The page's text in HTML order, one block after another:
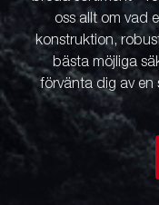
oss allt om vad
konstruktion,
bästa möjliga
förvänta dig av en